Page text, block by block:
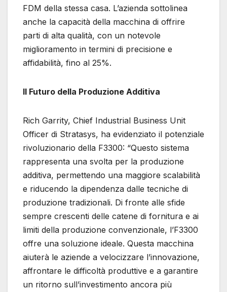
FDM della stessa casa. L’azienda sottolinea
anche la capacità della macchina di offrire
parti di alta qualità, con un notevole
miglioramento in termini di precisione e
affidabilità, fino al 25%.
Il Futuro della Produzione Additiva
Rich Garrity, Chief Industrial Business Unit
Officer di Stratasys, ha evidenziato il potenziale
rivoluzionario della F3300: “Questo sistema
rappresenta una svolta per la produzione
additiva, permettendo una maggiore scalabilità
e riducendo la dipendenza dalle tecniche di
produzione tradizionali. Di fronte alle sfide
sempre crescenti delle catene di fornitura e ai
limiti della produzione convenzionale, l’F3300
offre una soluzione ideale. Questa macchina
aiuterà le aziende a velocizzare l’innovazione,
affrontare le difficoltà produttive e a garantire
un ritorno sull’investimento ancora più